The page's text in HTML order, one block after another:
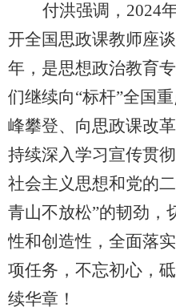
付洪强调， 2024
开全国思政课教师座
年，是思想政治教育
们继续向“标杆”全国
峰攀登、向思政课改
持续深入学习宣传贯彻
社会主义思想和党的
青山不放松”的韧劲，
性和创造性 ， 全面落实
项任务， 不忘初心，
续华章 ！